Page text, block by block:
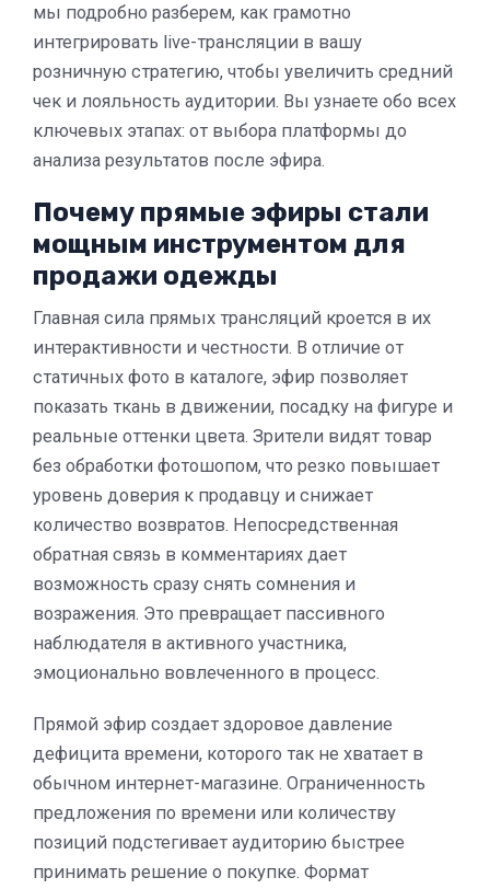
мы подробно разберем, как грамотно
интегрировать live-трансляции в вашу
розничную стратегию, чтобы увеличить средний
чек и лояльность аудитории. Вы узнаете обо всех
ключевых этапах: от выбора платформы до
анализа результатов после эфира.
Почему прямые эфиры стали
мощным инструментом для
продажи одежды
Главная сила прямых трансляций кроется в их
интерактивности и честности. В отличие от
статичных фото в каталоге, эфир позволяет
показать ткань в движении, посадку на фигуре и
реальные оттенки цвета. Зрители видят товар
без обработки фотошопом, что резко повышает
уровень доверия к продавцу и снижает
количество возвратов. Непосредственная
обратная связь в комментариях дает
возможность сразу снять сомнения и
возражения. Это превращает пассивного
наблюдателя в активного участника,
эмоционально вовлеченного в процесс.
Прямой эфир создает здоровое давление
дефицита времени, которого так не хватает в
обычном интернет-магазине. Ограниченность
предложения по времени или количеству
позиций подстегивает аудиторию быстрее
принимать решение о покупке. Формат